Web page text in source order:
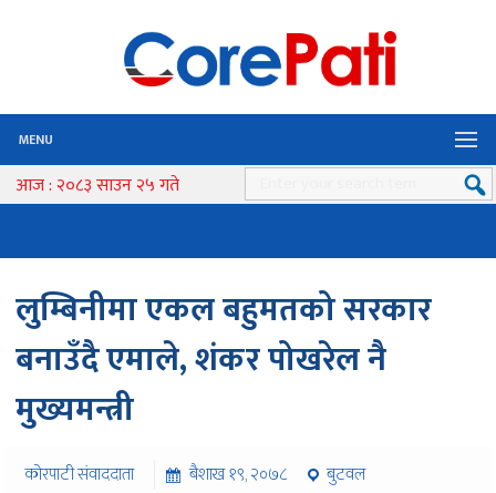
MENU
आज : २०८३ साउन २५ गते
लुम्बिनीमा एकल बहुमतको सरकार
बनाउँदै एमाले, शंकर पोखरेल नै
मुख्यमन्त्री
कोरपाटी संवाददाता बैशाख १९, २०७८
बुटवल